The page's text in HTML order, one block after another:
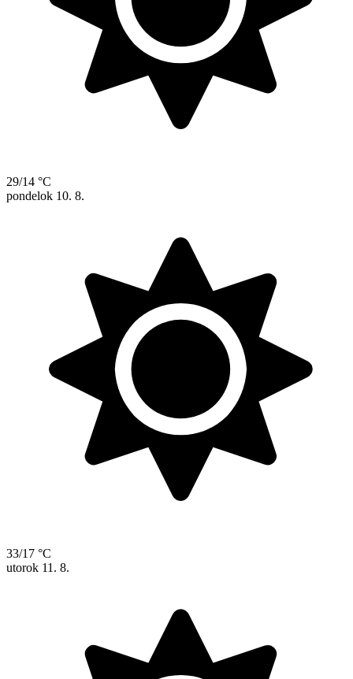
29/14 °C
pondelok 10. 8.
33/17 °C
utorok 11. 8.